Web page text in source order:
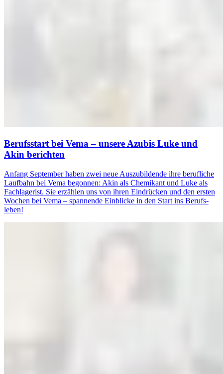
Berufsstart bei Vema – unsere Azubis Luke und
Akin berichten
Anfang September haben zwei neue Auszu­bildende ihre berufliche
Laufbahn bei Vema begonnen: Akin als Chemikant und Luke als
Fachlagerist. Sie erzählen uns von ihren Ein­drücken und den ersten
Wochen bei Vema – spannende Einblicke in den Start ins Berufs­
leben!